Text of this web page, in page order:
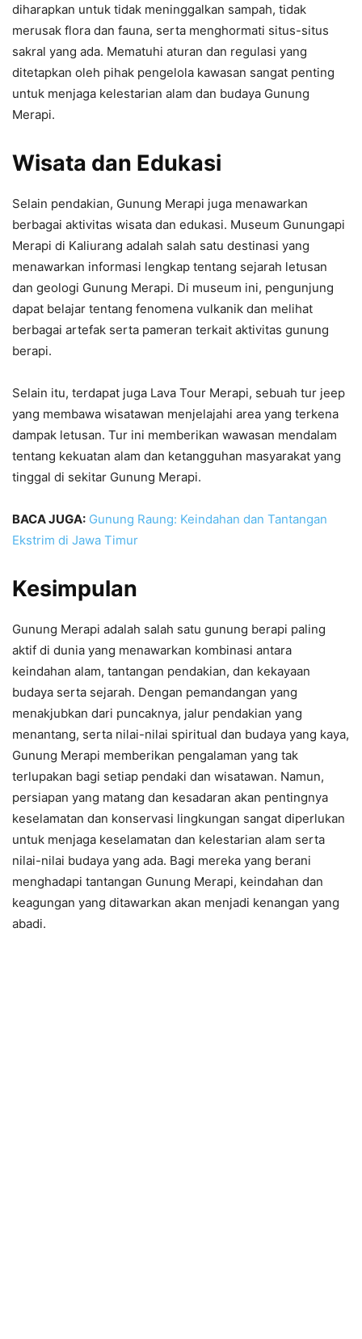
diharapkan untuk tidak meninggalkan sampah, tidak
merusak flora dan fauna, serta menghormati situs-situs
sakral yang ada. Mematuhi aturan dan regulasi yang
ditetapkan oleh pihak pengelola kawasan sangat penting
untuk menjaga kelestarian alam dan budaya Gunung
Merapi.
Wisata dan Edukasi
Selain pendakian, Gunung Merapi juga menawarkan
berbagai aktivitas wisata dan edukasi. Museum Gunungapi
Merapi di Kaliurang adalah salah satu destinasi yang
menawarkan informasi lengkap tentang sejarah letusan
dan geologi Gunung Merapi. Di museum ini, pengunjung
dapat belajar tentang fenomena vulkanik dan melihat
berbagai artefak serta pameran terkait aktivitas gunung
berapi.
Selain itu, terdapat juga Lava Tour Merapi, sebuah tur jeep
yang membawa wisatawan menjelajahi area yang terkena
dampak letusan. Tur ini memberikan wawasan mendalam
tentang kekuatan alam dan ketangguhan masyarakat yang
tinggal di sekitar Gunung Merapi.
BACA JUGA: Gunung Raung: Keindahan dan Tantangan
Ekstrim di Jawa Timur
Kesimpulan
Gunung Merapi adalah salah satu gunung berapi paling
aktif di dunia yang menawarkan kombinasi antara
keindahan alam, tantangan pendakian, dan kekayaan
budaya serta sejarah. Dengan pemandangan yang
menakjubkan dari puncaknya, jalur pendakian yang
menantang, serta nilai-nilai spiritual dan budaya yang kaya,
Gunung Merapi memberikan pengalaman yang tak
terlupakan bagi setiap pendaki dan wisatawan. Namun,
persiapan yang matang dan kesadaran akan pentingnya
keselamatan dan konservasi lingkungan sangat diperlukan
untuk menjaga keselamatan dan kelestarian alam serta
nilai-nilai budaya yang ada. Bagi mereka yang berani
menghadapi tantangan Gunung Merapi, keindahan dan
keagungan yang ditawarkan akan menjadi kenangan yang
abadi.